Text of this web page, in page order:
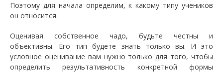
Поэтому для начала определим, к какому типу учеников
он относится.
Оценивая собственное чадо, будьте честны и
объективны. Его тип будете знать только вы. И это
условное оценивание вам нужно только для того, чтобы
определить результативность конкретной формы